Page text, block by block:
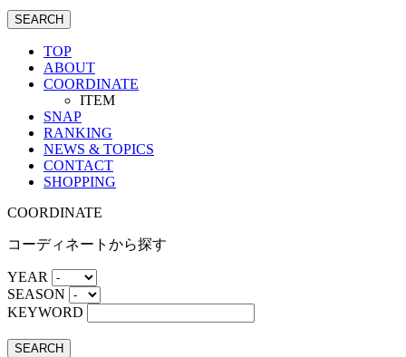
SEARCH
TOP
ABOUT
COORDINATE
ITEM
SNAP
RANKING
NEWS & TOPICS
CONTACT
SHOPPING
COORDINATE
コーディネートから探す
YEAR
SEASON
KEYWORD
SEARCH